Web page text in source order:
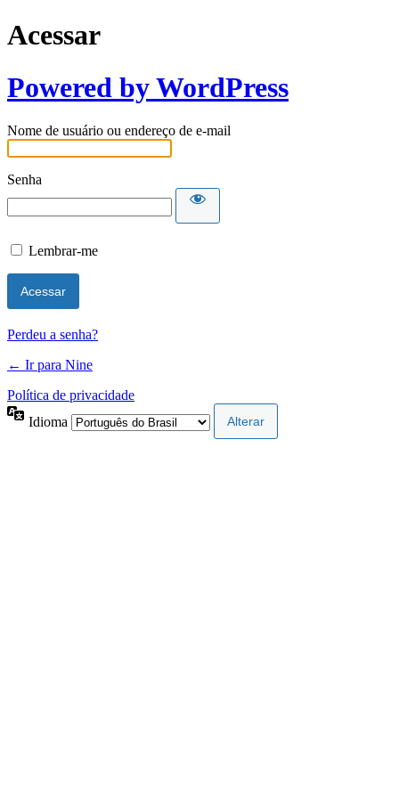
Acessar
Powered by WordPress
Nome de usuário ou endereço de e-mail
Senha
Lembrar-me
Perdeu a senha?
← Ir para Nine
Política de privacidade
Idioma